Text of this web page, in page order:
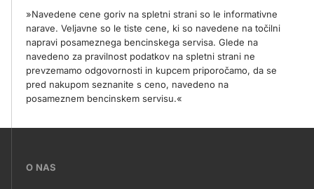
»Navedene cene goriv na spletni strani so le informativne
narave. Veljavne so le tiste cene, ki so navedene na točilni
napravi posameznega bencinskega servisa. Glede na
navedeno za pravilnost podatkov na spletni strani ne
prevzemamo odgovornosti in kupcem priporočamo, da se
pred nakupom seznanite s ceno, navedeno na
posameznem bencinskem servisu.«
???O NAS